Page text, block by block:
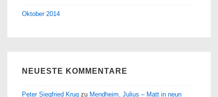
Oktober 2014
NEUESTE KOMMENTARE
Peter Siegfried Krug zu Mendheim, Julius – Matt in neun